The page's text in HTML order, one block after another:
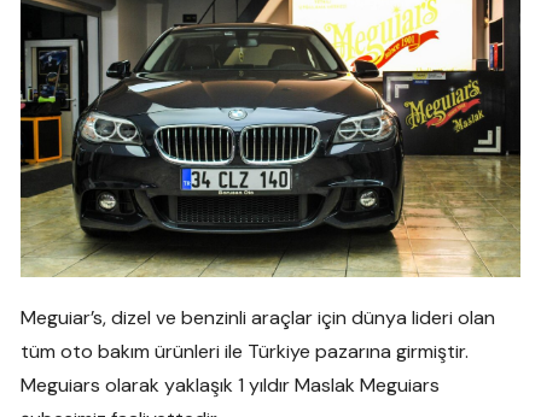
Meguiar’s, dizel ve benzinli araçlar için dünya lideri olan
tüm oto bakım ürünleri ile Türkiye pazarına girmiştir.
Meguiars olarak yaklaşık 1 yıldır Maslak Meguiars